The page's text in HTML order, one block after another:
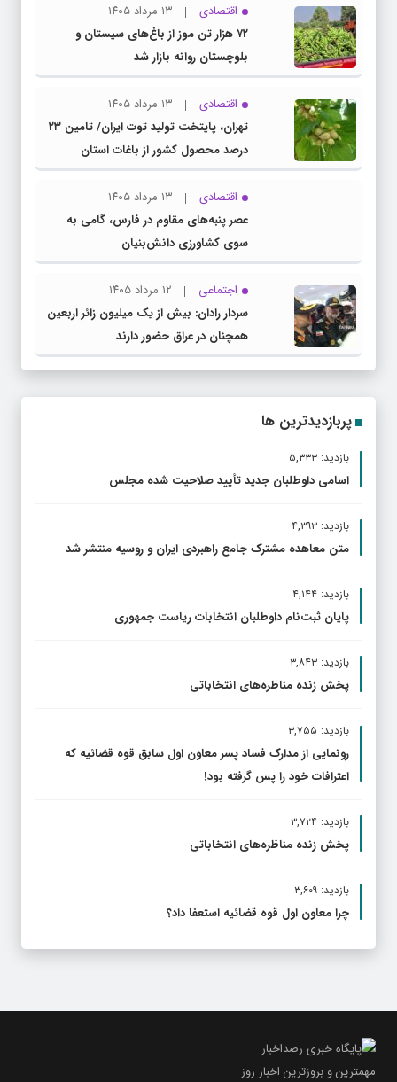
اقتصادی
۱۳ مرداد ۱۴۰۵
۷۲ هزار تن موز از باغ‌های سیستان و
بلوچستان روانه بازار شد
اقتصادی
۱۳ مرداد ۱۴۰۵
تهران، پایتخت تولید توت ایران/ تامین ۲۳
درصد محصول کشور از باغات استان
اقتصادی
۱۳ مرداد ۱۴۰۵
عصر پنبه‌های مقاوم در فارس، گامی به
سوی کشاورزی دانش‌بنیان
اجتماعی
۱۲ مرداد ۱۴۰۵
سردار رادان: بیش از یک میلیون زائر اربعین
همچنان در عراق حضور دارند
پربازدیدترین ها
بازدید: ۵,۳۳۳
اسامی داوطلبان جدید تأیید صلاحیت شده مجلس
بازدید: ۴,۳۹۳
متن معاهده مشترک جامع راهبردی ایران و روسیه منتشر شد
بازدید: ۴,۱۴۴
پایان ثبت‌نام داوطلبان انتخابات ریاست جمهوری
بازدید: ۳,۸۴۳
پخش زنده مناظره‌های انتخاباتی
بازدید: ۳,۷۵۵
رونمایی از مدارک فساد پسر معاون اول سابق قوه قضائیه که
اعترافات خود را پس گرفته بود!
بازدید: ۳,۷۲۴
پخش زنده مناظره‌های انتخاباتی
بازدید: ۳,۶۰۹
چرا معاون اول قوه قضائیه استعفا داد؟
مهمترین و بروز‌ترین اخبار روز